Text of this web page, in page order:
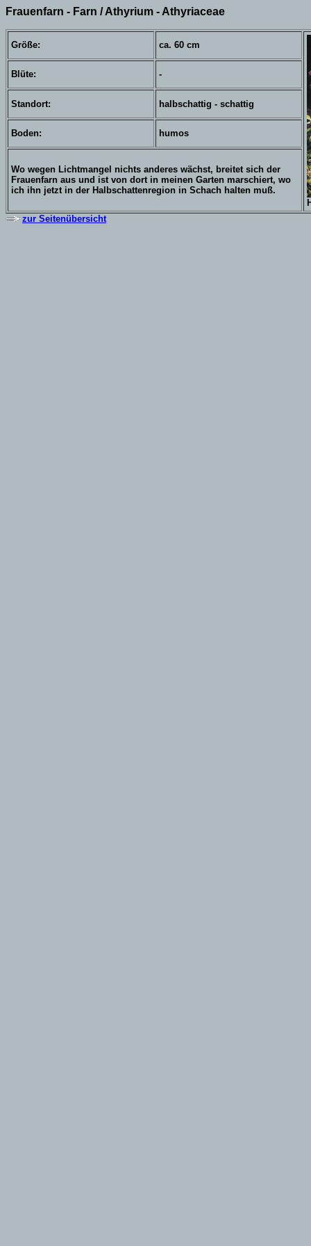
Frauenfarn - Farn / Athyrium - Athyriaceae
Größe: ca. 60 cm
Blüte: -
Standort: halbschattig - schattig
Boden: humos
Wo wegen Lichtmangel nichts anderes wächst, breitet sich der
Frauenfarn aus und ist von dort in meinen Garten marschiert, wo
ich ihn jetzt in der Halbschattenregion in Schach halten muß.
zur Seitenübersicht